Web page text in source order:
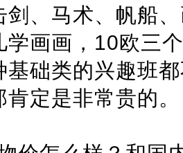
剑、马术、帆船
学画画，10欧三
基础类的兴趣班
定是非常贵的。